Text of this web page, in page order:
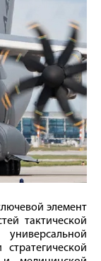
элемент
тактической